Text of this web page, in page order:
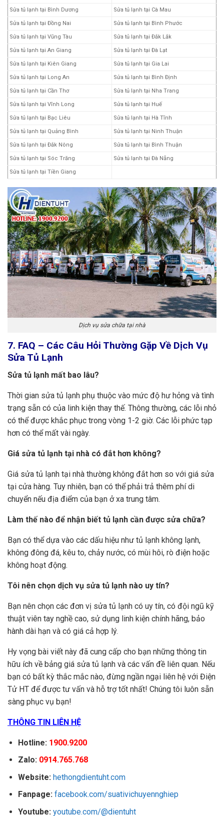
Sửa tủ lạnh tại Bình Dương Sửa tủ lạnh tại Cà Mau
Sửa tủ lạnh tại Đồng Nai Sửa tủ lạnh tại Bình Phước
Sửa tủ lạnh tại Vũng Tàu Sửa tủ lạnh tại Đắk Lắk
Sửa tủ lạnh tại An Giang Sửa tủ lạnh tại Đà Lạt
Sửa tủ lạnh tại Kiên Giang Sửa tủ lạnh tại Gia Lai
Sửa tủ lạnh tại Long An Sửa tủ lạnh tại Bình Định
Sửa tủ lạnh tại Cần Thơ Sửa tủ lạnh tại Nha Trang
Sửa tủ lạnh tại Vĩnh Long Sửa tủ lạnh tại Huế
Sửa tủ lạnh tại Bạc Liêu Sửa tủ lạnh tại Hà Tĩnh
Sửa tủ lạnh tại Quảng Bình Sửa tủ lạnh tại Ninh Thuận
Sửa tủ lạnh tại Đắk Nông Sửa tủ lạnh tại Bình Thuận
Sửa tủ lạnh tại Sóc Trăng Sửa tủ lạnh tại Đà Nẵng
Sửa tủ lạnh tại Tiền Giang
Dịch vụ sửa chữa tại nhà
7. FAQ – Các Câu Hỏi Thường Gặp Về Dịch Vụ
Sửa Tủ Lạnh
Sửa tủ lạnh mất bao lâu?
Thời gian sửa tủ lạnh phụ thuộc vào mức độ hư hỏng và tình
trạng sẵn có của linh kiện thay thế. Thông thường, các lỗi nhỏ
có thể được khắc phục trong vòng 1-2 giờ. Các lỗi phức tạp
hơn có thể mất vài ngày.
Giá sửa tủ lạnh tại nhà có đắt hơn không?
Giá sửa tủ lạnh tại nhà thường không đắt hơn so với giá sửa
tại cửa hàng. Tuy nhiên, bạn có thể phải trả thêm phí di
chuyển nếu địa điểm của bạn ở xa trung tâm.
Làm thế nào để nhận biết tủ lạnh cần được sửa chữa?
Bạn có thể dựa vào các dấu hiệu như tủ lạnh không lạnh,
không đông đá, kêu to, chảy nước, có mùi hôi, rò điện hoặc
không hoạt động.
Tôi nên chọn dịch vụ sửa tủ lạnh nào uy tín?
Bạn nên chọn các đơn vị sửa tủ lạnh có uy tín, có đội ngũ kỹ
thuật viên tay nghề cao, sử dụng linh kiện chính hãng, bảo
hành dài hạn và có giá cả hợp lý.
Hy vọng bài viết này đã cung cấp cho bạn những thông tin
hữu ích về bảng giá sửa tủ lạnh và các vấn đề liên quan. Nếu
bạn có bất kỳ thắc mắc nào, đừng ngần ngại liên hệ với Điện
Tử HT để được tư vấn và hỗ trợ tốt nhất! Chúng tôi luôn sẵn
sàng phục vụ bạn!
THÔNG TIN LIÊN HỆ
Hotline: 1900.9200
Zalo: 0914.765.768
Website: hethongdientuht.com
Fanpage: facebook.com/suativichuyennghiep
Youtube: youtube.com/@dientuht